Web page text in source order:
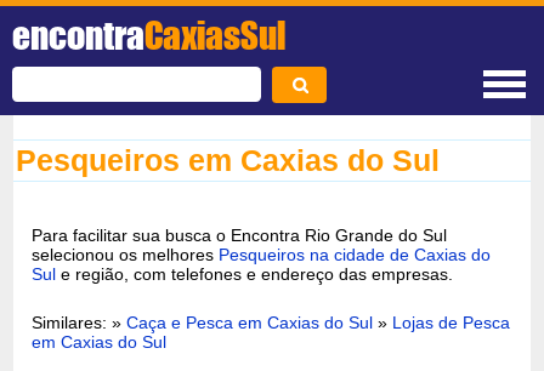
encontraCaxiasSul
Pesqueiros em Caxias do Sul
Para facilitar sua busca o Encontra Rio Grande do Sul
selecionou os melhores Pesqueiros na cidade de Caxias do
Sul e região, com telefones e endereço das empresas.
Similares: »Caça e Pesca em Caxias do Sul » Lojas de Pesca
em Caxias do Sul